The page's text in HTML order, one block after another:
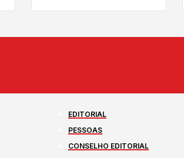
EDITORIAL
PESSOAS
CONSELHO EDITORIAL